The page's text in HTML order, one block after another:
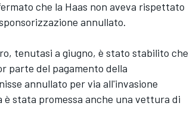
che la Haas non aveva rispettato
annullato.
tenutasi a giugno, è stato stabilito che
parte del pagamento della
annullato per via all'invasione
stata promessa anche una vettura di